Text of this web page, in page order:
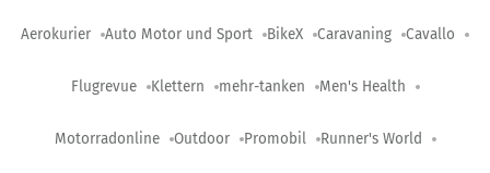
Aerokurier Auto Motor und Sport BikeX Caravaning Cavallo
Flugrevue Klettern mehr-tanken Men's Health
Motorradonline Outdoor Promobil Runner's World